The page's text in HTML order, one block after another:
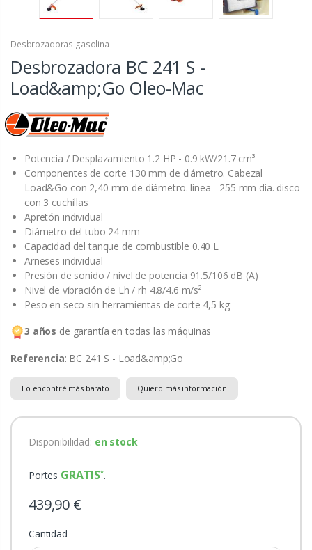
Desbrozadoras gasolina
Desbrozadora BC 241 S -
Load&amp;Go Oleo-Mac
Potencia / Desplazamiento 1.2 HP - 0.9 kW/21.7 cm³
Componentes de corte 130 mm de diámetro. Cabezal
Load&Go con 2,40 mm de diámetro. linea - 255 mm dia. disco
con 3 cuchillas
Apretón individual
Diámetro del tubo 24 mm
Capacidad del tanque de combustible 0.40 L
Arneses individual
Presión de sonido / nivel de potencia 91.5/106 dB (A)
Nivel de vibración de Lh / rh 4.8/4.6 m/s²
Peso en seco sin herramientas de corte 4,5 kg
3 años de garantía en todas las máquinas
Referencia: BC 241 S - Load&amp;Go
Lo encontré más barato Quiero más información
Disponibilidad: en stock
Portes GRATIS .
439,90 €
Cantidad